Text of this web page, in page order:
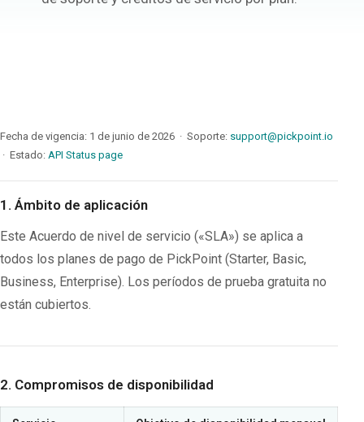
Fecha de vigencia: 1 de junio de 2026 · Soporte: support@pickpoint.io
· Estado: API Status page
1. Ámbito de aplicación
Este Acuerdo de nivel de servicio («SLA») se aplica a
todos los planes de pago de PickPoint (Starter, Basic,
Business, Enterprise). Los períodos de prueba gratuita no
están cubiertos.
2. Compromisos de disponibilidad